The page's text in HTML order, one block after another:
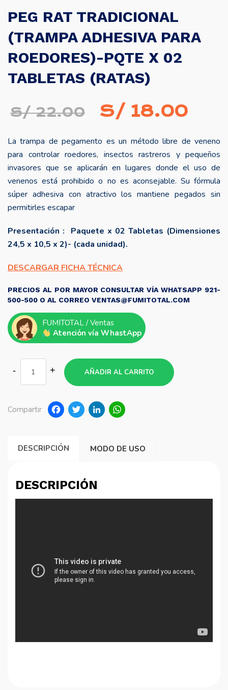
PEG RAT TRADICIONAL
(TRAMPA ADHESIVA PARA
ROEDORES)-PQTE X 02
TABLETAS (RATAS)
S/22.00
El
original
era:
S/ 22.00.
S/ 18.00
es:
S/
La trampa de pegamento es un método libre de veneno
para controlar roedores, insectos rastreros y pequeños
invasores que se aplicarán en lugares donde el uso de
venenos está prohibido o no es aconsejable. Su fórmula
súper adhesiva con atractivo los mantiene pegados sin
permitirles escapar
Presentación : Paquete x 02 Tabletas (Dimensiones
24,5 x 10,5 x 2)- (cada unidad).
DESCARGAR FICHA TÉCNICA
PRECIOS AL POR MAYOR CONSULTAR VÍA WHATSAPP 921-
500-500 O AL CORREO VENTAS@FUMITOTAL.COM
FUMITOTAL / Ventas
Atención vía WhastApp
AÑADIR AL CARRITO
Compartir Facebook
TwitterLinkedIn
DESCRIPCIÓN MODO DE USO
DESCRIPCIÓN